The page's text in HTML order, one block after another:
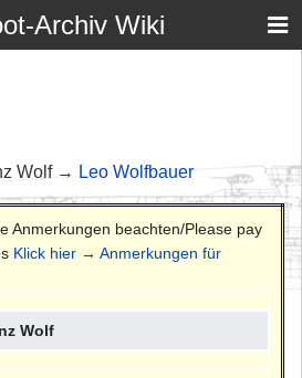
Archiv Wiki
Wolf → Leo Wolfbauer
Anmerkungen beachten/Please pay
Klick hier → Anmerkungen für
Wolf